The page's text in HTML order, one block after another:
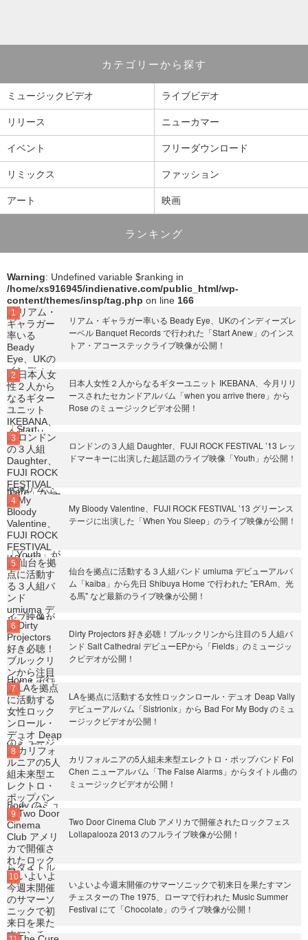
カテゴリーから探す
ミュージックビデオ ライブビデオ
リリース ニューカマー
イベント フリーダウンロード
リミックス ファッション
アート 映画
ランキング
Warning: Undefined variable $ranking in
/home/xs916945/indienative.com/public_html/wp-
content/themes/insp/tag.php on line 166
リアム・ギャラガー率いる Beady Eye、UKのインディーズレ
ーベル Banquet Records で行われた「Start Anew」のインス
トア・アコーステックライブ映像が公開！
日本人女性２人からなるギターユニット IKEBANA、今月リリ
ースされたセカンドアルバム「when you arrive there」から
Rose のミュージックビデオ公開！
ロンドンの３人組 Daughter、FUJI ROCK FESTIVAL ’13 レッ
ドマーキーに出演した超話題のライブ映像「Youth」が公開！
My Bloody Valentine、FUJI ROCK FESTIVAL ’13 グリーンス
テージに出演した「When You Sleep」のライブ映像が公開！
仙台を拠点に活動する３人組バンド umiuma デビューアルバ
ム「kaiba」から先日 Shibuya Home で行われた "ERAm、光
る馬" など最新のライブ映像が公開！
Dirty Projectors 好き必聴！ブルックリンから注目の５人組バ
ンド Salt Cathedral デビューEPから「Fields」のミュージッ
クビデオが公開！
LAを拠点に活動する女性ロックンロール・デュオ Deap Vally
デビューアルバム「Sistrionix」から Bad For My Body のミュ
ージックビデオが公開！
カリフォルニアの5人組未来型エレクトロ・ポップバンド Fol
Chen ニューアルバム「The False Alarms」からタイトル曲の
ミュージックビデオが公開！
Two Door Cinema Club アメリカで開催されたロックフェス
Lollapalooza 2013 のフルライブ映像が公開！
いよいよ今週末開催のサマーソニックで初来日を果たすマン
チェスターの The 1975、ローマで行われた Music Summer
Festival にて「Chocolate」のライブ映像が公開！